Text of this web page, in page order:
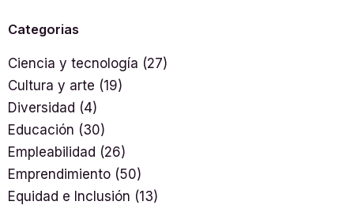
Categorias
Ciencia y tecnología (27)
Cultura y arte (19)
Diversidad (4)
Educación (30)
Empleabilidad (26)
Emprendimiento (50)
Equidad e Inclusión (13)